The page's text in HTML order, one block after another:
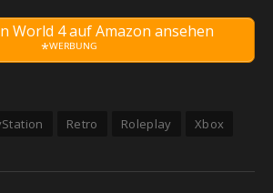
World 4 auf Amazon ansehen
*ᵂᴱᴿᴮᵁᴺᴳ
Retro Roleplay Xbox